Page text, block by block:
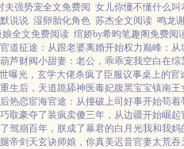
夫强势宠全文免费阅 女儿你懂不懂什么叫
说说 湿卵胎化角色 苏杰全文阅读 鸣龙
全文免费阅读 绾娇by希昀笔趣阁免费阅
官道征途：从跟老婆离婚开始权力巅峰：从
芦财阀小甜妻：老公，乖乖宠我空白在综
曝光，玄学大佬杀疯了 臣服议事桌上的官
生后，天道跪舔神医毒妃腹黑宝宝镇南王
热恋宦海官途：从撞破上司好事开始苟着
取豪夺了装疯卖傻三年，从边疆开始崛起
驾崩百年，朕成了暴君的白月光我和我妈
帝剑天玄诀师娘，你真美迟音官妻太荒吞